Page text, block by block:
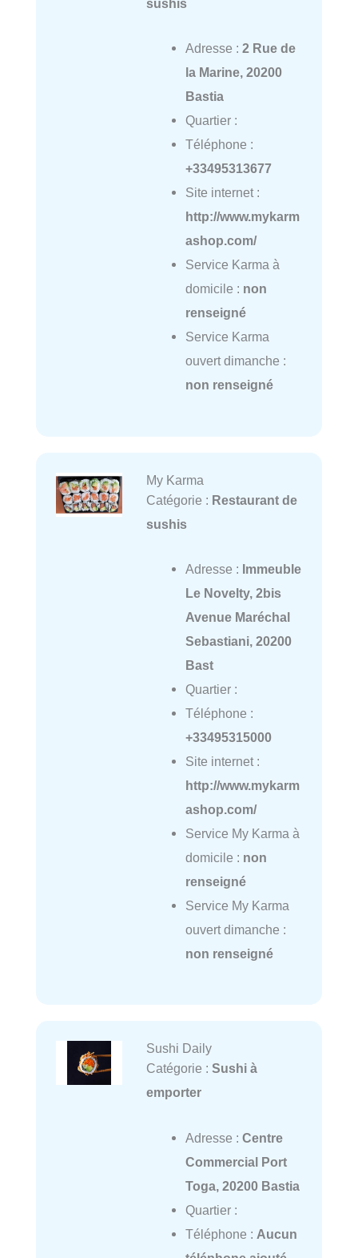
sushis
Adresse : 2 Rue de
la Marine, 20200
Bastia
Quartier :
Téléphone :
+33495313677
Site internet :
http://www.mykarm
ashop.com/
Service Karma à
domicile : non
renseigné
Service Karma
ouvert dimanche :
non renseigné
My Karma
Catégorie : Restaurant de
sushis
Adresse : Immeuble
Le Novelty, 2bis
Avenue Maréchal
Sebastiani, 20200
Bast
Quartier :
Téléphone :
+33495315000
Site internet :
http://www.mykarm
ashop.com/
Service My Karma à
domicile : non
renseigné
Service My Karma
ouvert dimanche :
non renseigné
Sushi Daily
Catégorie : Sushi à
emporter
Adresse : Centre
Commercial Port
Toga, 20200 Bastia
Quartier :
Téléphone : Aucun